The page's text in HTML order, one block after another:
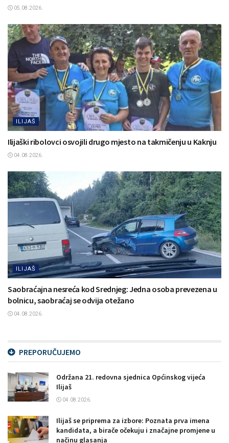
05.08.2026.
ILIJAŠ
Ilijaški ribolovci osvojili drugo mjesto na takmičenju u Kaknju
04.08.2026.
ILIJAŠ
Saobraćajna nesreća kod Srednjeg: Jedna osoba prevezena u
bolnicu, saobraćaj se odvija otežano
04.08.2026.
PREPORUČUJEMO
Održana 21. redovna sjednica Općinskog vijeća
Ilijaš
04.08.2026.
Ilijaš se priprema za izbore: Poznata prva imena
kandidata, a birače očekuju i značajne promjene u
načinu glasanja